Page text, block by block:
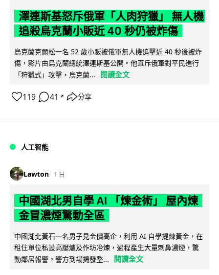
澤連斯基怒斥俄軍「人肉狩獵」 無人機
追殺烏克蘭小販近 40 秒仍被炸傷
烏克蘭克爾松一名 52 歲小販被俄軍無人機追擊近 40 秒後被炸
傷，影片由烏克蘭總統澤連斯基公開。他直斥俄軍對平民進行
「狩獵式」攻擊，烏克蘭...
閱讀全文
119 41 ↗ 分享
人工智能
Lawton 1 日
中國湖北男自學 AI 「煉金術」 屋內煉
金冒濃煙驚動全區
中國湖北黃石一名男子見金價高企，利用 AI 自學提煉黃金，在
租住單位私設高壓爐及作坊冶煉，過程產生大量刺鼻濃煙，驚
動鄰居報警。警方到場揭發整...
閱讀全文